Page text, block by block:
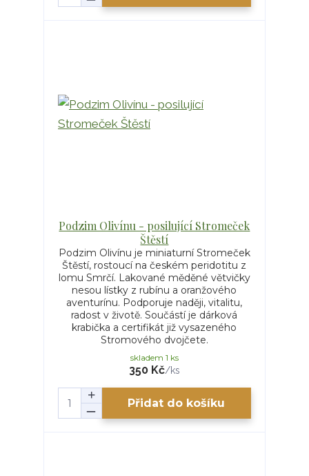
Podzim Olivínu - posilující Stromeček
Štěstí
Podzim Olivínu je miniaturní Stromeček
Štěstí, rostoucí na českém peridotitu z
lomu Smrčí. Lakované měděné větvičky
nesou lístky z rubínu a oranžového
aventurínu. Podporuje naději, vitalitu,
radost v životě. Součástí je dárková
krabička a certifikát již vysazeného
Stromového dvojčete.
350 Kč/ks
skladem 1 ks
Přidat do košíku